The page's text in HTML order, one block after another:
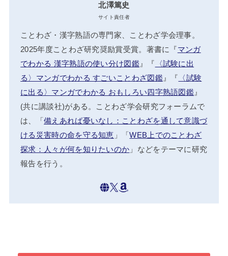
北澤篤史
サイト責任者
ことわざ・漢字熟語の専門家、ことわざ学会理事。
2025年度ことわざ研究奨励賞受賞。著書に『マンガ
でわかる 漢字熟語の使い分け図鑑』『 〈試験に出
る〉マンガでわかる すごいことわざ図鑑』『 〈試験
に出る〉マンガでわかる おもしろい四字熟語図鑑 』
(共に講談社)がある。ことわざ学会研究フォーラムで
は、「備えあれば憂いなし：ことわざを通して意識づ
ける災害時の命を守る知恵 」「WEB上でのことわざ
探求：人々が何を知りたいのか 」などをテーマに研究
報告を行う。